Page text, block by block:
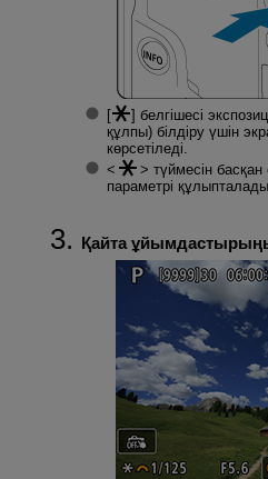
[
] белгішесі
құлпы) білдіру үшін
көрсетіледі.
түймесін
параметрі
Қайта